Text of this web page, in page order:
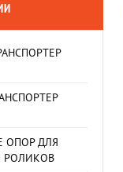
ОПОР ДЛЯ
РОЛИКОВ